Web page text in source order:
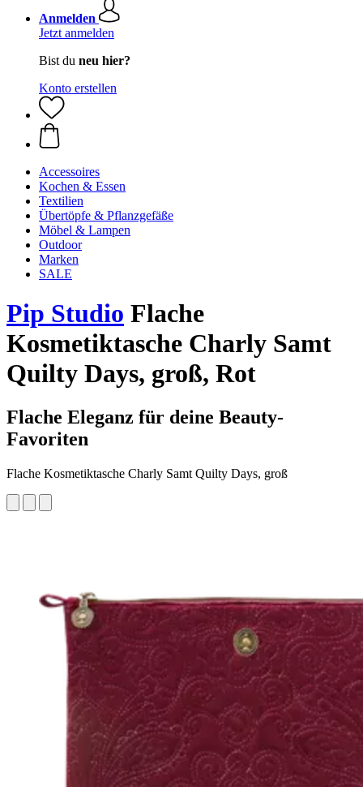
Anmelden
Jetzt anmelden
Bist du neu hier?
Konto erstellen
Accessoires
Kochen & Essen
Textilien
Übertöpfe & Pflanzgefäße
Möbel & Lampen
Outdoor
Marken
SALE
Pip Studio Flache
Kosmetiktasche Charly Samt
Quilty Days, groß, Rot
Flache Eleganz für deine Beauty-
Favoriten
Flache Kosmetiktasche Charly Samt Quilty Days, groß